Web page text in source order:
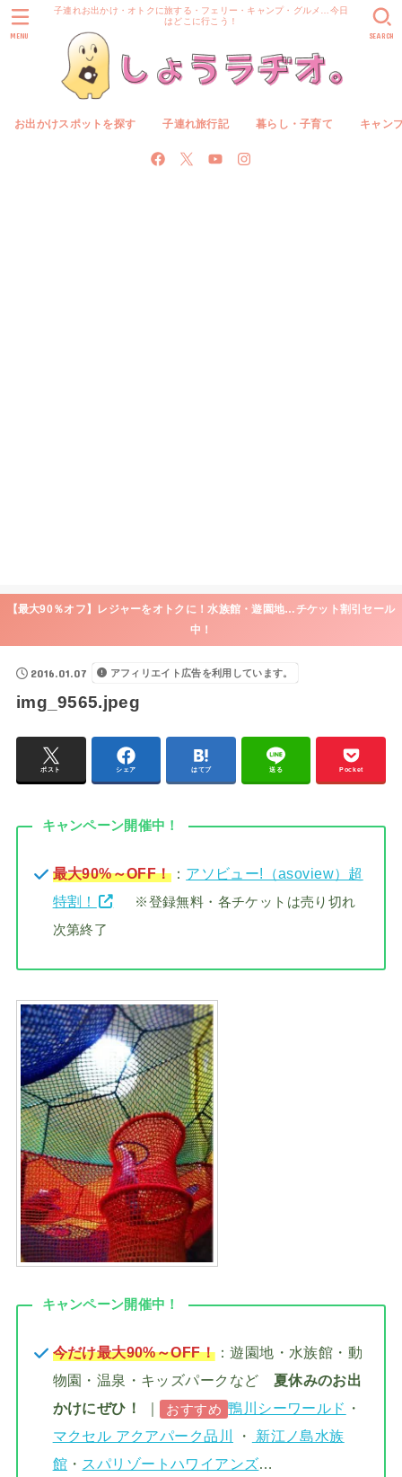
子連れお出かけ・オトクに旅する・フェリー・キャンプ・グルメ…今日
はどこに行こう！
お出かけスポットを探す 子連れ旅行記 暮らし・子育て キャン
SEARCH
MENU
【最大90％オフ】レジャーをオトクに！水族館・遊園地…チケット割引セール
中！
2016.01.07 アフィリエイト広告を利用しています。
img_9565.jpeg
ポスト シェア はてブ 送る Pocket
キャンペーン開催中！
最大90%～OFF！： アソビュー!（asoview）超
特割！
※登録無料・各チケットは売り切れ
次第終了
キャンペーン開催中！
今だけ最大90%～OFF！：遊園地・水族館・動
物園・温泉・キッズパークなど 夏休みのお出
かけにぜひ！
おすすめ 鴨川シーワールド ・
マクセル アクアパーク品川
・
新江ノ島水族
館 ・ スパリゾートハワイアンズ…